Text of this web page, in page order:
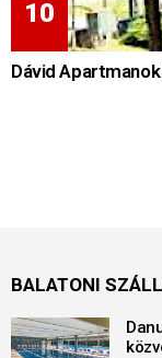
Dávid
BALATONI